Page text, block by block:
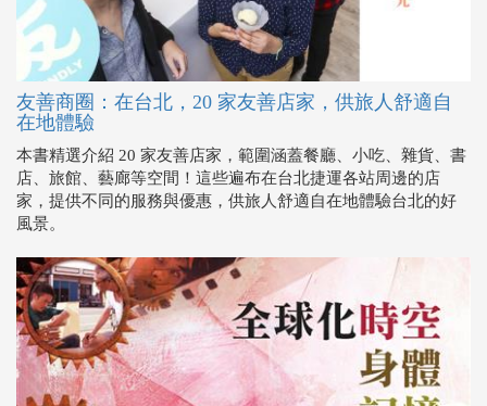
友善商圈：在台北，20 家友善店家，供旅人舒適自
在地體驗
本書精選介紹 20 家友善店家，範圍涵蓋餐廳、小吃、雜貨、書
店、旅館、藝廊等空間！這些遍布在台北捷運各站周邊的店
家，提供不同的服務與優惠，供旅人舒適自在地體驗台北的好
風景。